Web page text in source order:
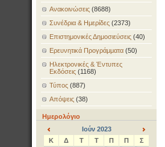
Ανακοινώσεις (8688)
Συνέδρια & Ημερίδες (2373)
Επιστημονικές Δημοσιεύσεις (40)
Ερευνητικά Προγράμματα (50)
Ηλεκτρονικές & Έντυπες
Εκδόσεις (1168)
Τύπος (887)
Απόψεις (38)
Ημερολόγιο
<
Ιούν 2023
>
Κ Δ Τ Τ Π Π
Σ